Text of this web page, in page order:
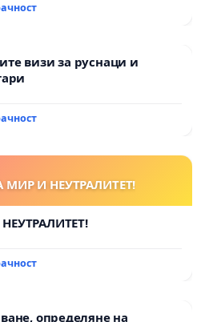
визи за руснаци и
И НЕУТРАЛИТЕТ!
определяне на